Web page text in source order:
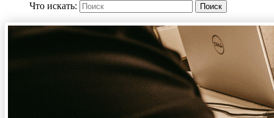
Что искать:
Поиск